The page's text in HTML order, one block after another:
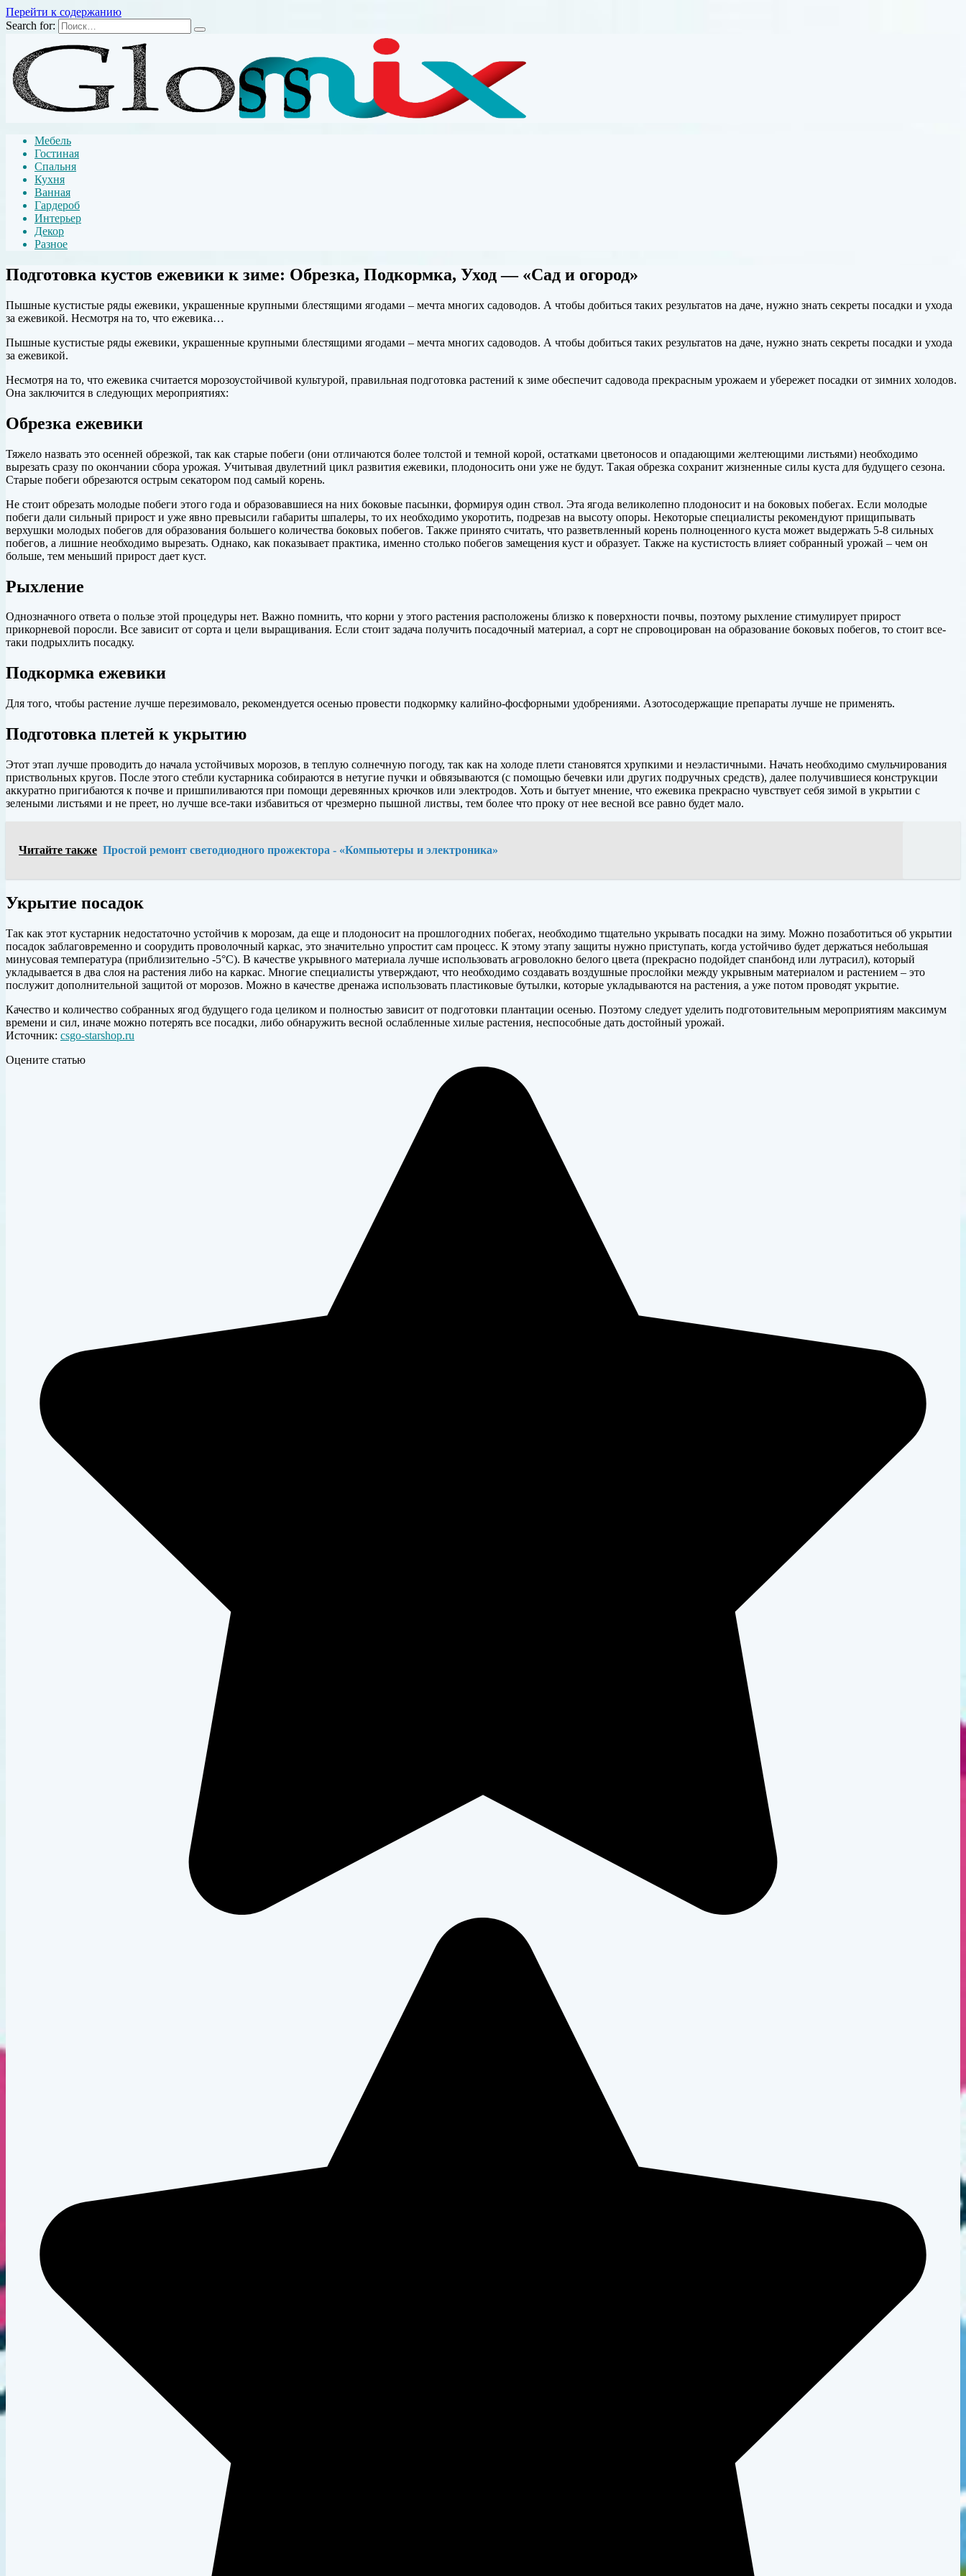
Перейти к содержанию
Search for:
Мебель
Гостиная
Спальня
Кухня
Ванная
Гардероб
Интерьер
Декор
Разное
Подготовка кустов ежевики к зиме: Обрезка, Подкормка, Уход — «Сад и огород»
Пышные кустистые ряды ежевики, украшенные крупными блестящими ягодами – мечта многих садоводов. А чтобы добиться таких результатов на даче, нужно знать секреты посадки и ухода
за ежевикой. Несмотря на то, что ежевика…
Пышные кустистые ряды ежевики, украшенные крупными блестящими ягодами – мечта многих садоводов. А чтобы добиться таких результатов на даче, нужно знать секреты посадки и ухода
за ежевикой.
Несмотря на то, что ежевика считается морозоустойчивой культурой, правильная подготовка растений к зиме обеспечит садовода прекрасным урожаем и убережет посадки от зимних холодов.
Она заключится в следующих мероприятиях:
Обрезка ежевики
Тяжело назвать это осенней обрезкой, так как старые побеги (они отличаются более толстой и темной корой, остатками цветоносов и опадающими желтеющими листьями) необходимо
вырезать сразу по окончании сбора урожая. Учитывая двулетний цикл развития ежевики, плодоносить они уже не будут. Такая обрезка сохранит жизненные силы куста для будущего сезона.
Старые побеги обрезаются острым секатором под самый корень.
Не стоит обрезать молодые побеги этого года и образовавшиеся на них боковые пасынки, формируя один ствол. Эта ягода великолепно плодоносит и на боковых побегах. Если молодые
побеги дали сильный прирост и уже явно превысили габариты шпалеры, то их необходимо укоротить, подрезав на высоту опоры. Некоторые специалисты рекомендуют прищипывать
верхушки молодых побегов для образования большего количества боковых побегов. Также принято считать, что разветвленный корень полноценного куста может выдержать 5-8 сильных
побегов, а лишние необходимо вырезать. Однако, как показывает практика, именно столько побегов замещения куст и образует. Также на кустистость влияет собранный урожай – чем он
больше, тем меньший прирост дает куст.
Рыхление
Однозначного ответа о пользе этой процедуры нет. Важно помнить, что корни у этого растения расположены близко к поверхности почвы, поэтому рыхление стимулирует прирост
прикорневой поросли. Все зависит от сорта и цели выращивания. Если стоит задача получить посадочный материал, а сорт не спровоцирован на образование боковых побегов, то стоит все-
таки подрыхлить посадку.
Подкормка ежевики
Для того, чтобы растение лучше перезимовало, рекомендуется осенью провести подкормку калийно-фосфорными удобрениями. Азотосодержащие препараты лучше не применять.
Подготовка плетей к укрытию
Этот этап лучше проводить до начала устойчивых морозов, в теплую солнечную погоду, так как на холоде плети становятся хрупкими и неэластичными. Начать необходимо смульчирования
приствольных кругов. После этого стебли кустарника собираются в нетугие пучки и обвязываются (с помощью бечевки или других подручных средств), далее получившиеся конструкции
аккуратно пригибаются к почве и пришпиливаются при помощи деревянных крючков или электродов. Хоть и бытует мнение, что ежевика прекрасно чувствует себя зимой в укрытии с
зелеными листьями и не преет, но лучше все-таки избавиться от чрезмерно пышной листвы, тем более что проку от нее весной все равно будет мало.
Читайте также Простой ремонт светодиодного прожектора - «Компьютеры и электроника»
Укрытие посадок
Так как этот кустарник недостаточно устойчив к морозам, да еще и плодоносит на прошлогодних побегах, необходимо тщательно укрывать посадки на зиму. Можно позаботиться об укрытии
посадок заблаговременно и соорудить проволочный каркас, это значительно упростит сам процесс. К этому этапу защиты нужно приступать, когда устойчиво будет держаться небольшая
минусовая температура (приблизительно -5°С). В качестве укрывного материала лучше использовать агроволокно белого цвета (прекрасно подойдет спанбонд или лутрасил), который
укладывается в два слоя на растения либо на каркас. Многие специалисты утверждают, что необходимо создавать воздушные прослойки между укрывным материалом и растением – это
послужит дополнительной защитой от морозов. Можно в качестве дренажа использовать пластиковые бутылки, которые укладываются на растения, а уже потом проводят укрытие.
Качество и количество собранных ягод будущего года целиком и полностью зависит от подготовки плантации осенью. Поэтому следует уделить подготовительным мероприятиям максимум
времени и сил, иначе можно потерять все посадки, либо обнаружить весной ослабленные хилые растения, неспособные дать достойный урожай.
Источник: csgo-starshop.ru
Оцените статью